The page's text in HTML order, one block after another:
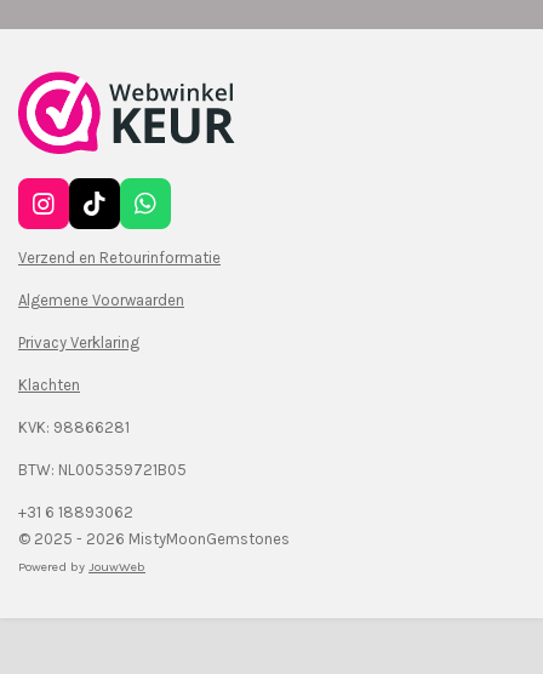
I
n
s
a
r
a
m
T
i
k
o
W
h
a
s
Verzend en Retourinformatie
Algemene Voorwaarden
Privacy Verklaring
Klachten
KVK: 98866281
BTW: NL005359721B05
+31 6 18893062
© 2025 - 2026 MistyMoonGemstones
Powered by JouwWeb